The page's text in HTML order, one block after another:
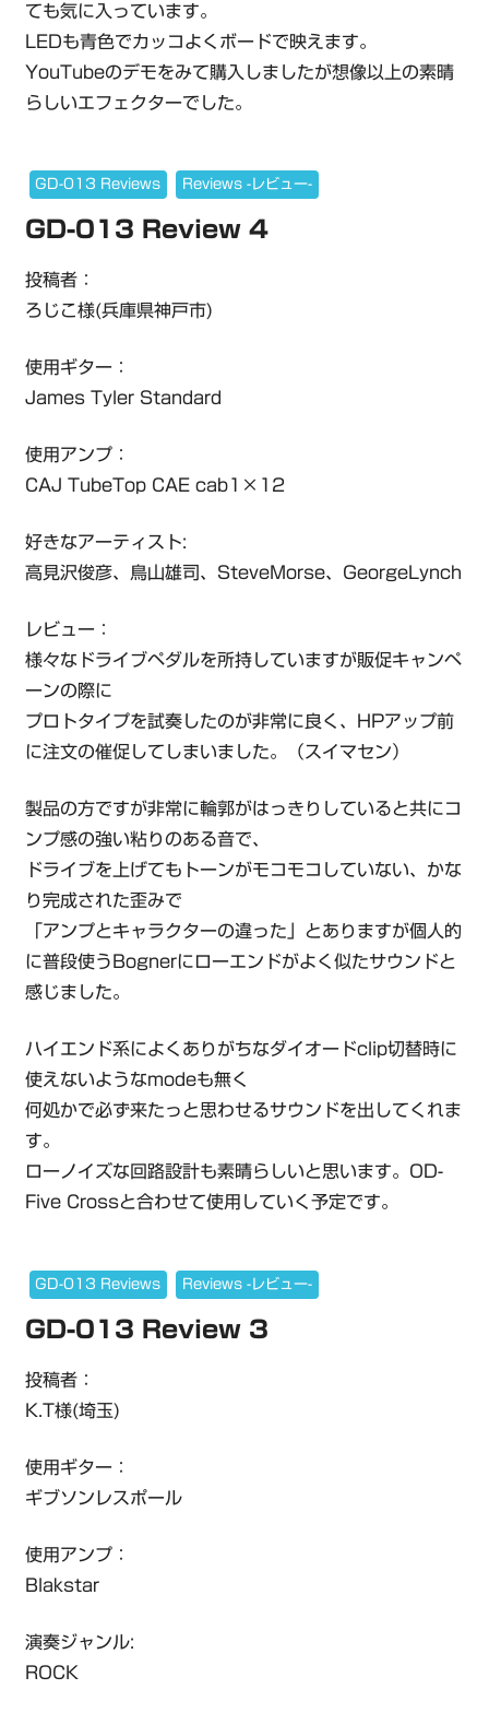
ても気に入っています。
LEDも青色でカッコよくボードで映えます。
YouTubeのデモをみて購入しましたが想像以上の素晴
らしいエフェクターでした。
GD-013 Reviews Reviews -レビュー-
GD-013 Review 4
投稿者：
ろじこ様(兵庫県神戸市)
使用ギター：
James Tyler Standard
使用アンプ：
CAJ TubeTop CAE cab1×12
好きなアーティスト:
高見沢俊彦、鳥山雄司、SteveMorse、GeorgeLynch
レビュー：
様々なドライブペダルを所持していますが販促キャンペ
ーンの際に
プロトタイプを試奏したのが非常に良く、HPアップ前
に注文の催促してしまいました。（スイマセン）
製品の方ですが非常に輪郭がはっきりしていると共にコ
ンプ感の強い粘りのある音で、
ドライブを上げてもトーンがモコモコしていない、かな
り完成された歪みで
「アンプとキャラクターの違った」とありますが個人的
に普段使うBognerにローエンドがよく似たサウンドと
感じました。
ハイエンド系によくありがちなダイオードclip切替時に
使えないようなmodeも無く
何処かで必ず来たっと思わせるサウンドを出してくれま
す。
ローノイズな回路設計も素晴らしいと思います。OD-
Five Crossと合わせて使用していく予定です。
GD-013 Reviews Reviews -レビュー-
GD-013 Review 3
投稿者：
K.T様(埼玉)
使用ギター：
ギブソンレスポール
使用アンプ：
Blakstar
演奏ジャンル:
ROCK